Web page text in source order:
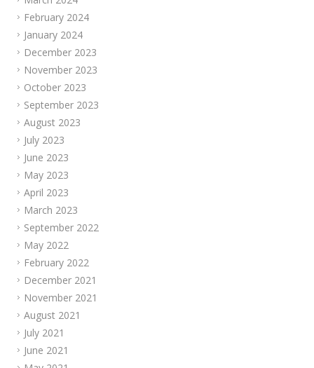
February 2024
January 2024
December 2023
November 2023
October 2023
September 2023
August 2023
July 2023
June 2023
May 2023
April 2023
March 2023
September 2022
May 2022
February 2022
December 2021
November 2021
August 2021
July 2021
June 2021